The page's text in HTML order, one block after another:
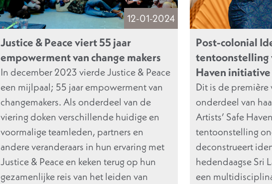
12-01-2024
Justice & Peace viert 55 jaar
empowerment van change makers
In december 2023 vierde Justice & Peace
een mijlpaal; 55 jaar empowerment van
changemakers. Als onderdeel van de
viering doken verschillende huidige en
voormalige teamleden, partners en
andere veranderaars in hun ervaring met
Justice & Peace en keken terug op hun
gezamenlijke reis van het leiden van
Post-colonial
tentoonstelling
Haven
Dit is de première
onderdeel van
Artists’ Safe
tentoonstelling
deconstrueert
hedendaagse Sri
een